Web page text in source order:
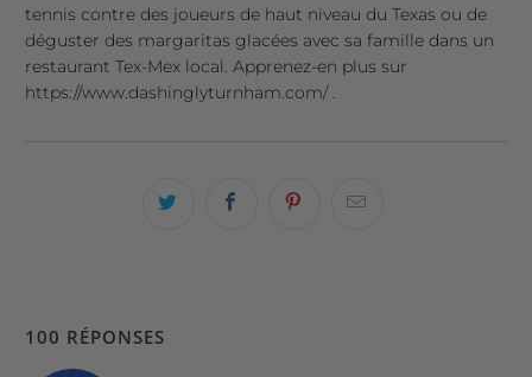
tennis contre des joueurs de haut niveau du Texas ou de
déguster des margaritas glacées avec sa famille dans un
restaurant Tex-Mex local. Apprenez-en plus sur
https://www.dashinglyturnham.com/.
100 RÉPONSES